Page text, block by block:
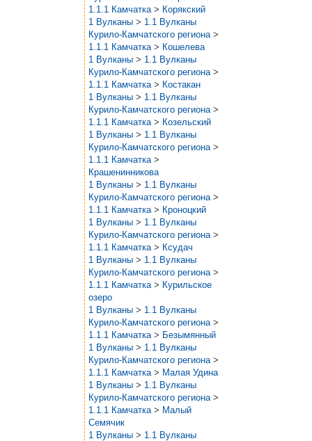
1.1.1 Камчатка > Корякский
1 Вулканы > 1.1 Вулканы
Курило-Камчатского региона >
1.1.1 Камчатка > Кошелева
1 Вулканы > 1.1 Вулканы
Курило-Камчатского региона >
1.1.1 Камчатка > Костакан
1 Вулканы > 1.1 Вулканы
Курило-Камчатского региона >
1.1.1 Камчатка > Козельский
1 Вулканы > 1.1 Вулканы
Курило-Камчатского региона >
1.1.1 Камчатка >
Крашенинникова
1 Вулканы > 1.1 Вулканы
Курило-Камчатского региона >
1.1.1 Камчатка > Кроноцкий
1 Вулканы > 1.1 Вулканы
Курило-Камчатского региона >
1.1.1 Камчатка > Ксудач
1 Вулканы > 1.1 Вулканы
Курило-Камчатского региона >
1.1.1 Камчатка > Курильское
озеро
1 Вулканы > 1.1 Вулканы
Курило-Камчатского региона >
1.1.1 Камчатка > Безымянный
1 Вулканы > 1.1 Вулканы
Курило-Камчатского региона >
1.1.1 Камчатка > Малая Удина
1 Вулканы > 1.1 Вулканы
Курило-Камчатского региона >
1.1.1 Камчатка > Малый
Семячик
1 Вулканы > 1.1 Вулканы